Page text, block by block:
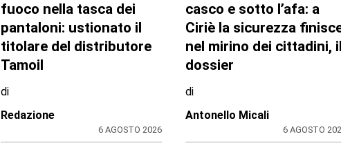
fuoco nella tasca dei
pantaloni: ustionato il
titolare del distributore
Tamoil
di
Redazione
6 AGOSTO 2026
casco e sotto l’afa: a
Ciriè la sicurezza
nel mirino dei cittadini,
dossier
di
Antonello Micali
6 AGOSTO